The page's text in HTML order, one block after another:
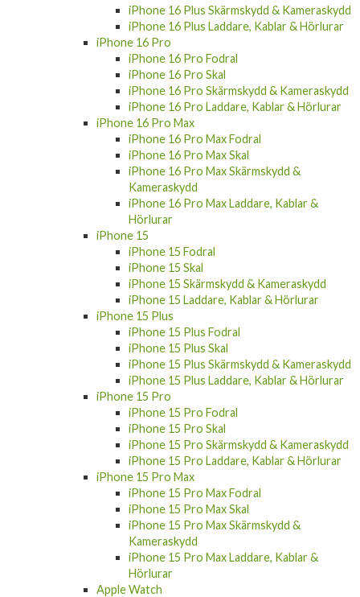
iPhone 16 Plus Laddare, Kablar & Hörlurar
iPhone 16 Pro
iPhone 16 Pro Fodral
iPhone 16 Pro Skal
iPhone 16 Pro Skärmskydd & Kameraskydd
iPhone 16 Pro Laddare, Kablar & Hörlurar
iPhone 16 Pro Max
iPhone 16 Pro Max Fodral
iPhone 16 Pro Max Skal
iPhone 16 Pro Max Skärmskydd &
Kameraskydd
iPhone 16 Pro Max Laddare, Kablar &
Hörlurar
iPhone 15
iPhone 15 Fodral
iPhone 15 Skal
iPhone 15 Skärmskydd & Kameraskydd
iPhone 15 Laddare, Kablar & Hörlurar
iPhone 15 Plus
iPhone 15 Plus Fodral
iPhone 15 Plus Skal
iPhone 15 Plus Skärmskydd & Kameraskydd
iPhone 15 Plus Laddare, Kablar & Hörlurar
iPhone 15 Pro
iPhone 15 Pro Fodral
iPhone 15 Pro Skal
iPhone 15 Pro Skärmskydd & Kameraskydd
iPhone 15 Pro Laddare, Kablar & Hörlurar
iPhone 15 Pro Max
iPhone 15 Pro Max Fodral
iPhone 15 Pro Max Skal
iPhone 15 Pro Max Skärmskydd &
Kameraskydd
iPhone 15 Pro Max Laddare, Kablar &
Hörlurar
Apple Watch
Apple Watch Armband